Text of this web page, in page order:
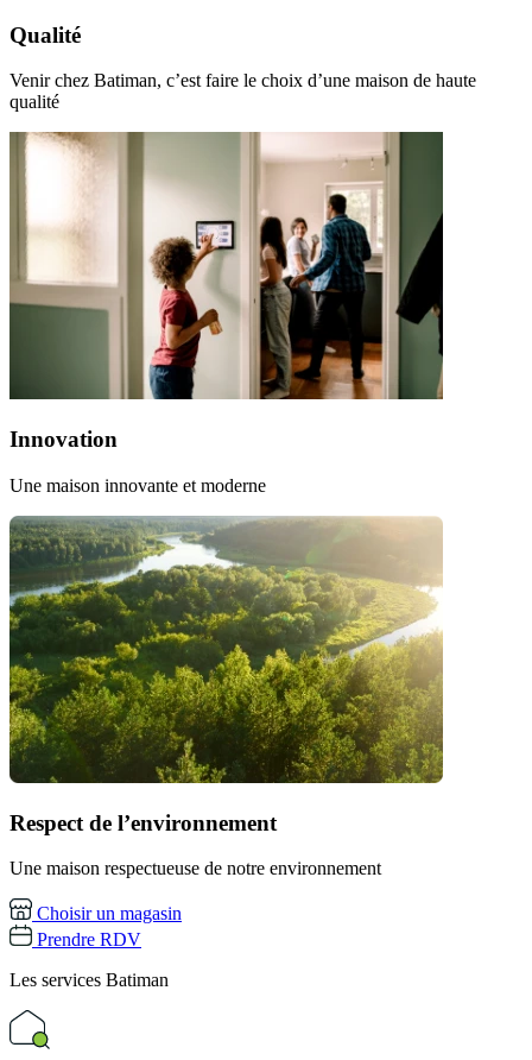
Qualité
Venir chez Batiman, c’est faire le choix d’une maison de haute
qualité
Innovation
Une maison innovante et moderne
Respect de l’environnement
Une maison respectueuse de notre environnement
Choisir un magasin
Prendre RDV
Les services Batiman